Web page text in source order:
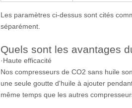
Les paramètres ci-dessus sont cités
séparément.
Quels sont les avantages
·Haute efficacité
Nos compresseurs de CO2 sans huile
une seule goutte d'huile à ajouter
même temps que les autres